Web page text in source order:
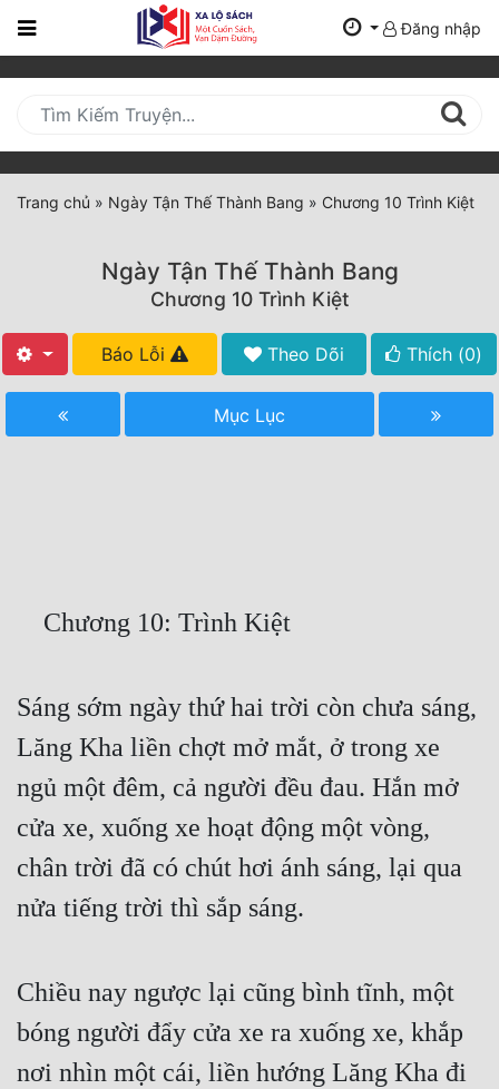
Trang
Mới
Cập
Nhật
(current)
Tất Cả
Truyện Convert
Truyện Nhập Môn
Truyện ngắn
Xa Lộ Dịch
Cung Đấu
Đăng nhập
Trang chủ » Ngày Tận Thế Thành Bang » Chương 10 Trình Kiệt
Ngày Tận Thế Thành Bang
Chương 10 Trình Kiệt
Báo Lỗi Theo Dõi Thích (0)
Mục Lục
    Chương 10: Trình Kiệt
Sáng sớm ngày thứ hai trời còn chưa sáng,
Lăng Kha liền chợt mở mắt, ở trong xe
ngủ một đêm, cả người đều đau. Hắn mở
cửa xe, xuống xe hoạt động một vòng,
chân trời đã có chút hơi ánh sáng, lại qua
nửa tiếng trời thì sắp sáng.
Chiều nay ngược lại cũng bình tĩnh, một
bóng người đẩy cửa xe ra xuống xe, khắp
nơi nhìn một cái, liền hướng Lăng Kha đi